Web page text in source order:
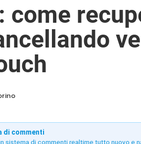
come
di commenti
sistema di commenti realtime tutto nuovo e